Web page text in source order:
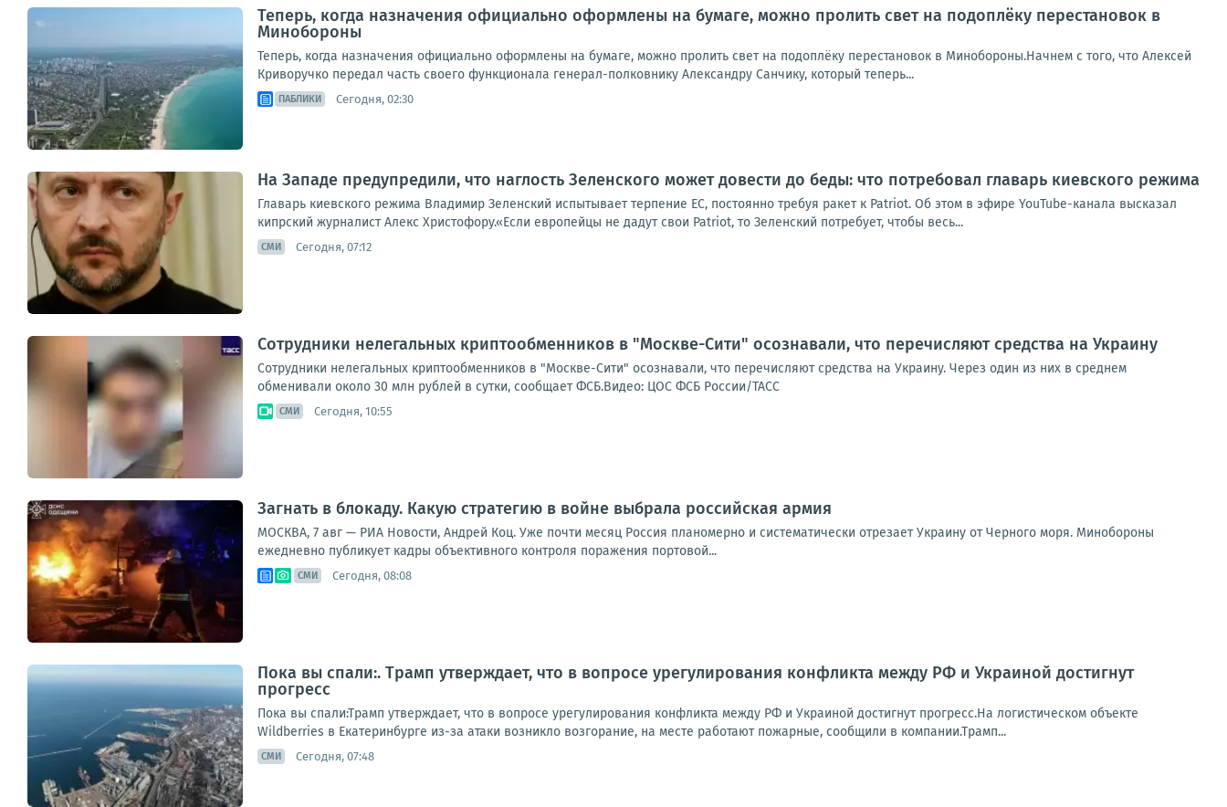
Теперь, когда назначения официально оформлены на бумаге, можно пролить свет на подоплёку перестановок в
Минобороны
Теперь, когда назначения официально оформлены на бумаге, можно пролить свет на подоплёку перестановок в Минобороны.Начнем с того, что Алексей
Криворучко передал часть своего функционала генерал-полковнику Александру Санчику, который теперь...
ПАБЛИКИ Сегодня, 02:30
На Западе предупредили, что наглость Зеленского может довести до беды: что потребовал главарь киевского режима
Главарь киевского режима Владимир Зеленский испытывает терпение ЕС, постоянно требуя ракет к Patriot. Об этом в эфире YouTube-канала высказал
кипрский журналист Алекс Христофору.«Если европейцы не дадут свои Patriot, то Зеленский потребует, чтобы весь...
СМИ Сегодня, 07:12
Сотрудники нелегальных криптообменников в "Москве-Сити" осознавали, что перечисляют средства на Украину
Сотрудники нелегальных криптообменников в "Москве-Сити" осознавали, что перечисляют средства на Украину. Через один из них в среднем
обменивали около 30 млн рублей в сутки, сообщает ФСБ.Видео: ЦОС ФСБ России/ТАСС
СМИ Сегодня, 10:55
Загнать в блокаду. Какую стратегию в войне выбрала российская армия
МОСКВА, 7 авг — РИА Новости, Андрей Коц. Уже почти месяц Россия планомерно и систематически отрезает Украину от Черного моря. Минобороны
ежедневно публикует кадры объективного контроля поражения портовой...
СМИ Сегодня, 08:08
Пока вы спали:. Трамп утверждает, что в вопросе урегулирования конфликта между РФ и Украиной достигнут
прогресс
Пока вы спали:Трамп утверждает, что в вопросе урегулирования конфликта между РФ и Украиной достигнут прогресс.На логистическом объекте
Wildberries в Екатеринбурге из-за атаки возникло возгорание, на месте работают пожарные, сообщили в компании.Трамп...
СМИ Сегодня, 07:48